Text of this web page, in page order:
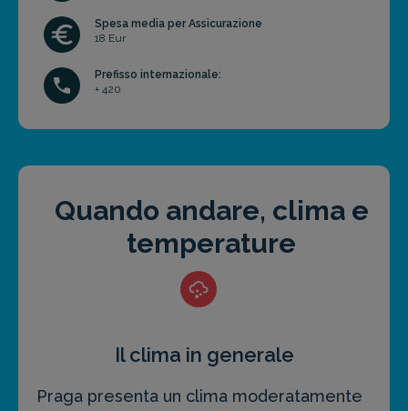
Spesa media per Assicurazione
18 Eur
Prefisso internazionale:
+ 420
Quando andare, clima e
temperature
Il clima in generale
Praga presenta un clima moderatamente